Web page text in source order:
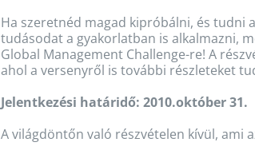
Ha szeretnéd magad kipróbálni, és tudni
tudásodat a gyakorlatban is alkalmazni,
Global Management Challenge-re! A
ahol a versenyről is további részleteket
Jelentkezési határidő: 2010.október 31.
A világdöntőn való részvételen kívül, ami